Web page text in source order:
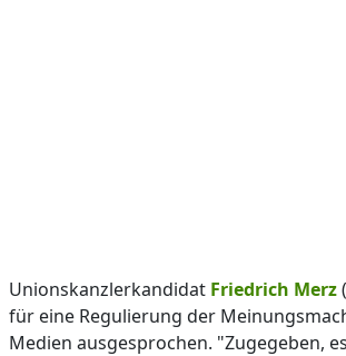
Unionskanzlerkandidat Friedrich Merz(
für eine Regulierung der
Medien ausgesprochen. "Zugegeben,